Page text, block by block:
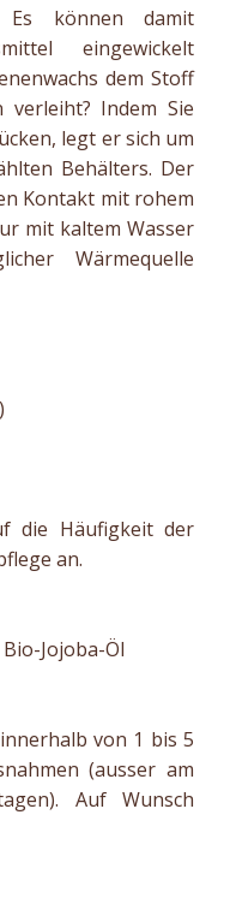
Es können damit
eingewickelt
dem Stoff
verleiht? Indem Sie
legt er sich um
Behälters. Der
Kontakt mit rohem
mit kaltem Wasser
Wärmequelle
die Häufigkeit der
an.
Jojoba-Öl
von 1 bis 5
(ausser am
Auf Wunsch